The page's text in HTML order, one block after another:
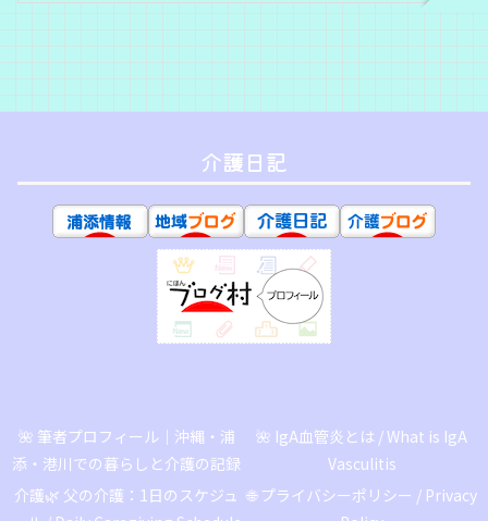
介護日記
🌺 筆者プロフィール｜沖縄・浦
添・港川での暮らしと介護の記録
🌺 IgA血管炎とは / What is IgA
Vasculitis
介護🌿 父の介護：1日のスケジュ 🌐 プライバシーポリシー / Privacy